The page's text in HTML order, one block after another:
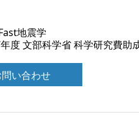
地震学
度 文部科学省 科学研究費助
問い合わせ